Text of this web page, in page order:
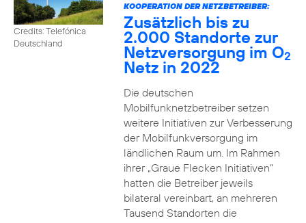
Credits: Telefónica
Deutschland
KOOPERATION DER NETZBETREIBER:
Zusätzlich bis zu
2.000 Standorte zur
Netzversorgung im O2
Netz in 2022
Die deutschen
Mobilfunknetzbetreiber setzen
weitere Initiativen zur Verbesserung
der Mobilfunkversorgung im
ländlichen Raum um. Im Rahmen
ihrer „Graue Flecken Initiativen“
hatten die Betreiber jeweils
bilateral vereinbart, an mehreren
Tausend Standorten die